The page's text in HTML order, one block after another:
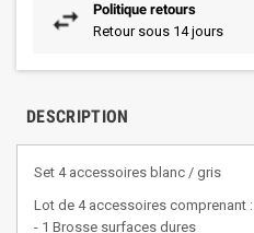
Politique retours
Retour sous 14 jours
DESCRIPTION
Set 4 accessoires blanc / gris
Lot de 4 accessoires comprenant :
- 1 Brosse surfaces dures